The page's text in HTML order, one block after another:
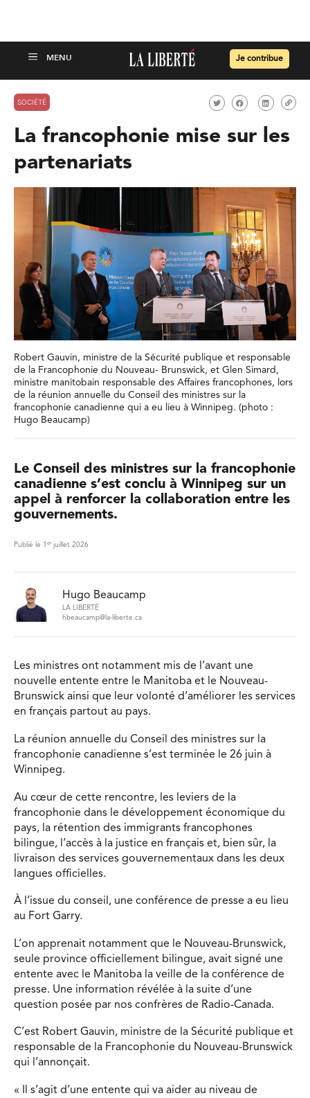
Je contribue
SOCIÉTÉ
La francophonie mise sur les
partenariats
Robert Gauvin, ministre de la Sécurité publique et responsable
de la Francophonie du Nouveau- Brunswick, et Glen Simard,
ministre manitobain responsable des Affaires francophones, lors
de la réunion annuelle du Conseil des ministres sur la
francophonie canadienne qui a eu lieu à Winnipeg. (photo :
Hugo Beaucamp)
Le Conseil des ministres sur la francophonie
canadienne s’est conclu à Winnipeg sur un
appel à renforcer la collaboration entre les
gouvernements.
Publié le 1 er juillet 2026
Hugo Beaucamp
LA LIBERTÉ
hbeaucamp@la-liberte.ca
Les ministres ont notamment mis de l’avant une
nouvelle entente entre le Manitoba et le Nouveau-
Brunswick ainsi que leur volonté d’améliorer les services
en français partout au pays.
La réunion annuelle du Conseil des ministres sur la
francophonie canadienne s’est terminée le 26 juin à
Winnipeg.
Au cœur de cette rencontre, les leviers de la
francophonie dans le développement économique du
pays, la rétention des immigrants francophones
bilingue, l’accès à la justice en français et, bien sûr, la
livraison des services gouvernementaux dans les deux
langues officielles.
À l’issue du conseil, une conférence de presse a eu lieu
au Fort Garry.
L’on apprenait notamment que le Nouveau-Brunswick,
seule province officiellement bilingue, avait signé une
entente avec le Manitoba la veille de la conférence de
presse. Une information révélée à la suite d’une
question posée par nos confrères de Radio-Canada.
C’est Robert Gauvin, ministre de la Sécurité publique et
responsable de la Francophonie du Nouveau-Brunswick
qui l’annonçait.
« Il s’agit d’une entente qui va aider au niveau de